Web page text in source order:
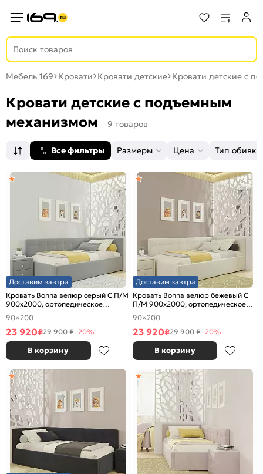
Мебель 169 Кровати Кровати детские Кровати детские с
Кровати детские с подъемным
механизмом
9 товаров
Все фильтры Размеры Цена Тип обивки
Доставим завтра
Кровать Bonna велюр серый С П/М
900x2000, ортопедическое
основание, изголовье мягкое
90×200
23 920₽29 900 ₽-20%
В корзину
Доставим завтра
Кровать Bonna велюр бежевый С
П/М 900x2000, ортопедическое
основание, изголовье мягкое
90×200
23 920₽29 900 ₽-20%
В корзину